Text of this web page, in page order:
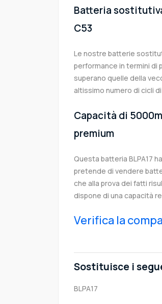
Batteria
C53
Le nostre batterie
performance in termini di
superano quelle della
altissimo numero di cicli
Capacità di
premium
Questa batteria BLPA17
pretende di vendere
che alla prova dei fatti
dispone di una capacità
Verifica la
Sostituisce i
BLPA17